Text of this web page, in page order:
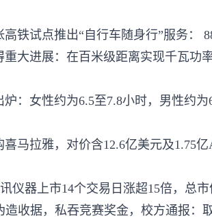
铁试点推出“自行车随身行”服务：
大进展：在百米级距离实现千瓦功
：女性约为6.5至7.8小时，男性约
马拉雅，对价含12.6亿美元及1.75
仪器上市14个交易日涨超15倍，总市
收据，私吞竞赛奖金，校方通报：